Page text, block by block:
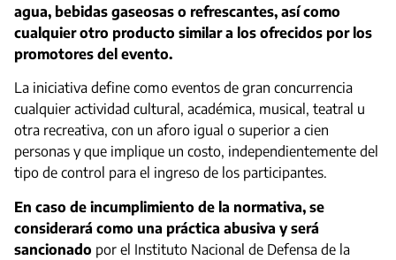
agua, bebidas gaseosas o refrescantes, así como
cualquier otro producto similar a los ofrecidos por los
promotores del evento.
La iniciativa define como eventos de gran concurrencia
cualquier actividad cultural, académica, musical, teatral u
otra recreativa, con un aforo igual o superior a cien
personas y que implique un costo, independientemente del
tipo de control para el ingreso de los participantes.
En caso de incumplimiento de la normativa, se
considerará como una práctica abusiva y será
sancionado por el Instituto Nacional de Defensa de la